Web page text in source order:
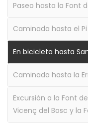
Paseo hasta la Font
Caminada hasta el Pi
En bicicleta hasta
Caminada hasta la
Excursión a la Font
Vicenç del Bosc y la